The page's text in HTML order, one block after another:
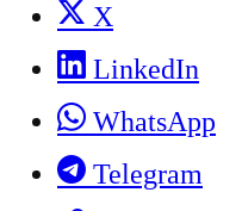
X
LinkedIn
WhatsApp
Telegram